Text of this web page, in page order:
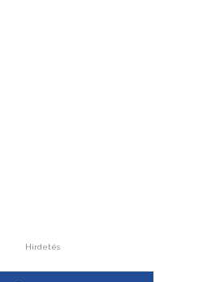
Hirdetés